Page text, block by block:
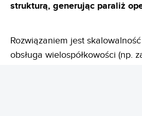
strukturą, generując paraliż
Rozwiązaniem jest
obsługa wielospółkowości (np.